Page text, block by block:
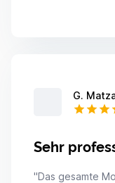
G.
Sehr
"Das gesamte